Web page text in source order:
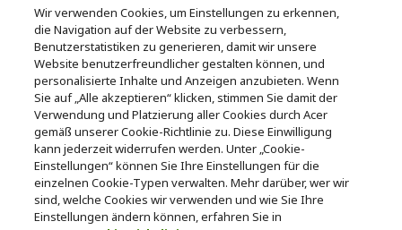
Kostenloser
Versand
vor und nach
dem Kauf
Zahlung
© 2026 Acer Inc.
CPYou BV ist der autorisierte Wiederverkäufer und Händler der
Produkte und Dienstleistungen, die in diesem Shop angeboten
werden.
Wir verwenden Cookies, um Einstellungen zu erkennen,
die Navigation auf der Website zu verbessern,
Benutzerstatistiken zu generieren, damit wir unsere
Website benutzerfreundlicher gestalten können, und
personalisierte Inhalte und Anzeigen anzubieten. Wenn
Sie auf „Alle akzeptieren“ klicken, stimmen Sie damit der
Verwendung und Platzierung aller Cookies durch Acer
gemäß unserer Cookie-Richtlinie zu. Diese Einwilligung
kann jederzeit widerrufen werden. Unter „Cookie-
Einstellungen“ können Sie Ihre Einstellungen für die
einzelnen Cookie-Typen verwalten. Mehr darüber, wer wir
sind, welche Cookies wir verwenden und wie Sie Ihre
Einstellungen ändern können, erfahren Sie in